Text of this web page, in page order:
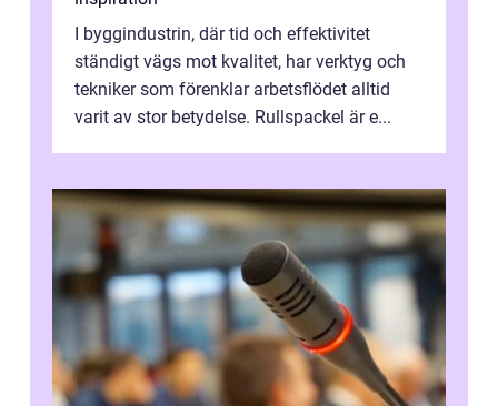
I byggindustrin, där tid och effektivitet
ständigt vägs mot kvalitet, har verktyg och
tekniker som förenklar arbetsflödet alltid
varit av stor betydelse. Rullspackel är e...